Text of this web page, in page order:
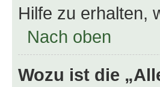
Hilfe zu erhalten,
Nach oben
Wozu ist die